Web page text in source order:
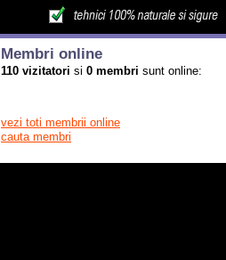
Membri online
110 vizitatori si 0 membri sunt online:
vezi toti membrii online
cauta membri